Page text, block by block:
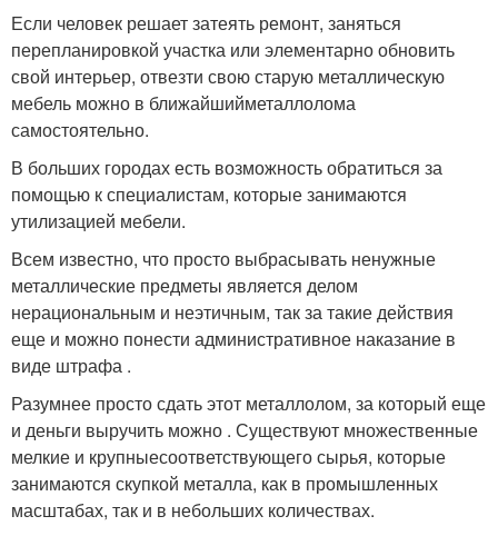
Если человек решает затеять ремонт, заняться
перепланировкой участка или элементарно обновить
свой интерьер, отвезти свою старую металлическую
мебель можно в ближайшийметаллолома
самостоятельно.
В больших городах есть возможность обратиться за
помощью к специалистам, которые занимаются
утилизацией мебели.
Всем известно, что просто выбрасывать ненужные
металлические предметы является делом
нерациональным и неэтичным, так за такие действия
еще и можно понести административное наказание в
виде штрафа .
Разумнее просто сдать этот металлолом, за который еще
и деньги выручить можно . Существуют множественные
мелкие и крупныесоответствующего сырья, которые
занимаются скупкой металла, как в промышленных
масштабах, так и в небольших количествах.